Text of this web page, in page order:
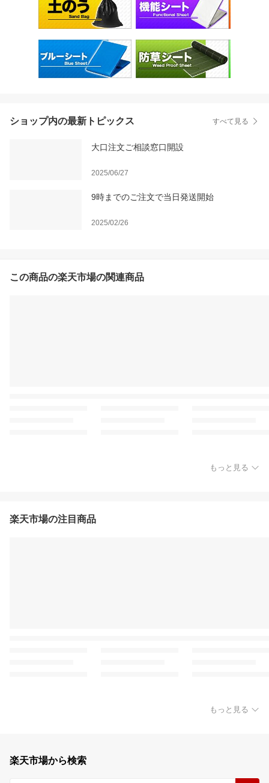
ショップ内の最新トピックス すべて見る
大口注文ご相談窓口開設
2025/06/27
9時までのご注文で当日発送開始
2025/02/26
この商品の楽天市場の関連商品
もっと見る
楽天市場の注目商品
もっと見る
楽天市場から検索